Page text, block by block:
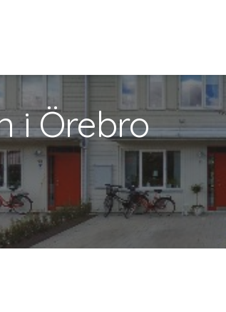
i Örebro